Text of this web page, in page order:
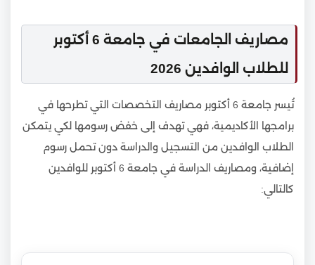
مصاريف الجامعات في جامعة 6 أكتوبر
للطلاب الوافدين 2026
تُيسر جامعة 6 أكتوبر مصاريف التخصصات التي تطرحها في
برامجها الأكاديمية، فهي تهدف إلى خفض رسومها لكي يتمكن
الطلاب الوافدين من التسجيل والدراسة دون تحمل رسوم
إضافية، ومصاريف الدراسة في جامعة 6 أكتوبر للوافدين
كالتالي: